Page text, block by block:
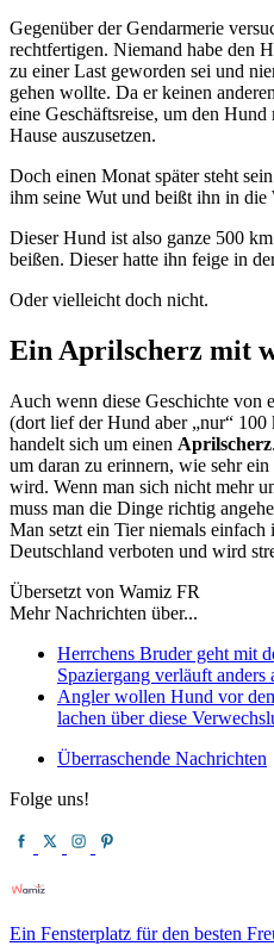
Gegenüber der Gendarmerie
rechtfertigen. Niemand habe den
zu einer Last geworden sei und
gehen wollte. Da er keinen
eine Geschäftsreise, um den
Hause auszusetzen.
Doch einen Monat später steht
ihm seine Wut und beißt ihn in die
Dieser Hund ist also ganze 500
beißen. Dieser hatte ihn feige in
Oder vielleicht doch nicht.
Ein Aprilscherz mit
Auch wenn diese Geschichte von
(dort lief der Hund aber „nur“
handelt sich um einen Aprilscherz
um daran zu erinnern, wie sehr
wird. Wenn man sich nicht mehr
muss man die Dinge richtig
Man setzt ein Tier niemals
Deutschland verboten und wird
Übersetzt von Wamiz FR
Mehr Nachrichten über...
Herrchens Bruder geht mit
Spaziergang verläuft
Angler wollen Hund vor
lachen über diese
Überraschende Nachrichten
Folge uns!
Ein Fensterplatz für den besten